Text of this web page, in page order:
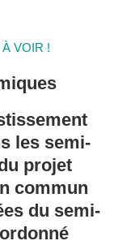
VOIR !
les semi-
projet
commun
du semi-